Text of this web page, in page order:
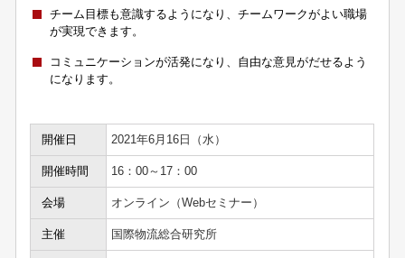
チーム目標も意識するようになり、チームワークがよい職場
が実現できます。
コミュニケーションが活発になり、自由な意見がだせるよう
になります。
開催日 2021年6月16日（水）
開催時間 16：00～17：00
会場 オンライン（Webセミナー）
主催 国際物流総合研究所